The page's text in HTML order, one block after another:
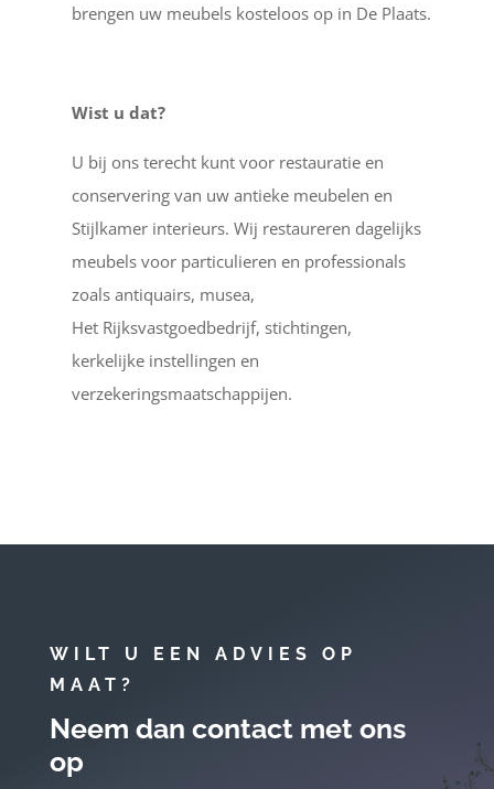
brengen uw meubels kosteloos op in De Plaats.
Wist u dat?
U bij ons terecht kunt voor restauratie en
conservering van uw antieke meubelen en
Stijlkamer interieurs. Wij restaureren dagelijks
meubels voor particulieren en professionals
zoals antiquairs, musea,
Het Rijksvastgoedbedrijf, stichtingen,
kerkelijke instellingen en
verzekeringsmaatschappijen.
WILT U EEN ADVIES OP
MAAT?
Neem dan contact met ons
op